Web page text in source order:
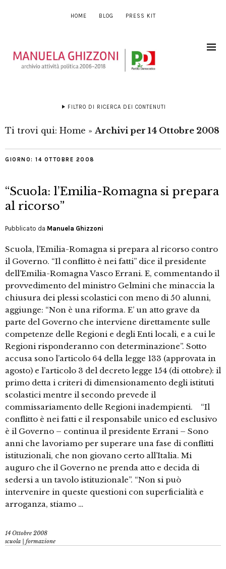
HOME BLOG PRESS KIT
FILTRO DI RICERCA DEI CONTENUTI
Ti trovi qui: Home » Archivi per 14 Ottobre 2008
GIORNO: 14 OTTOBRE 2008
“Scuola: l’Emilia-Romagna si prepara
al ricorso”
Pubblicato da Manuela Ghizzoni
Scuola, l’Emilia-Romagna si prepara al ricorso contro
il Governo. “Il conflitto è nei fatti” dice il presidente
dell’Emilia-Romagna Vasco Errani. E, commentando il
provvedimento del ministro Gelmini che minaccia la
chiusura dei plessi scolastici con meno di 50 alunni,
aggiunge: “Non è una riforma. E’ un atto grave da
parte del Governo che interviene direttamente sulle
competenze delle Regioni e degli Enti locali, e a cui le
Regioni risponderanno con determinazione”. Sotto
accusa sono l’articolo 64 della legge 133 (approvata in
agosto) e l’articolo 3 del decreto legge 154 (di ottobre): il
primo detta i criteri di dimensionamento degli istituti
scolastici mentre il secondo prevede il
commissariamento delle Regioni inadempienti. “Il
conflitto è nei fatti e il responsabile unico ed esclusivo
è il Governo – continua il presidente Errani – Sono
anni che lavoriamo per superare una fase di conflitti
istituzionali, che non giovano certo all’Italia. Mi
auguro che il Governo ne prenda atto e decida di
sedersi a un tavolo istituzionale”. “Non si può
intervenire in queste questioni con superficialità e
arroganza, stiamo …
14 Ottobre 2008
scuola | formazione